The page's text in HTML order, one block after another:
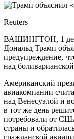
Reuters
ВАШИНГТОН, 1
Дональд Трамп
предупреждение,
над
Американский
авиакомпании
над Венесуэлой и
в тот же день
потребовали от
страны и
гражданской